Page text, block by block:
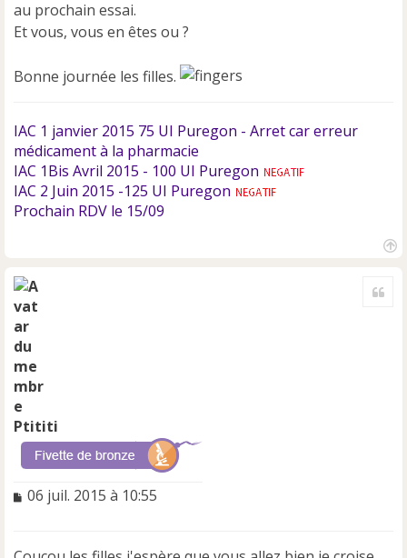
au prochain essai.
Et vous, vous en êtes ou ?
Bonne journée les filles.
IAC 1 janvier 2015 75 UI Puregon - Arret car erreur
médicament à la pharmacie
IAC 1Bis Avril 2015 - 100 UI Puregon
IAC 2 Juin 2015 -125 UI Puregon
Prochain RDV le 15/09
Ptititi
M
06 juil. 2015 à 10:55